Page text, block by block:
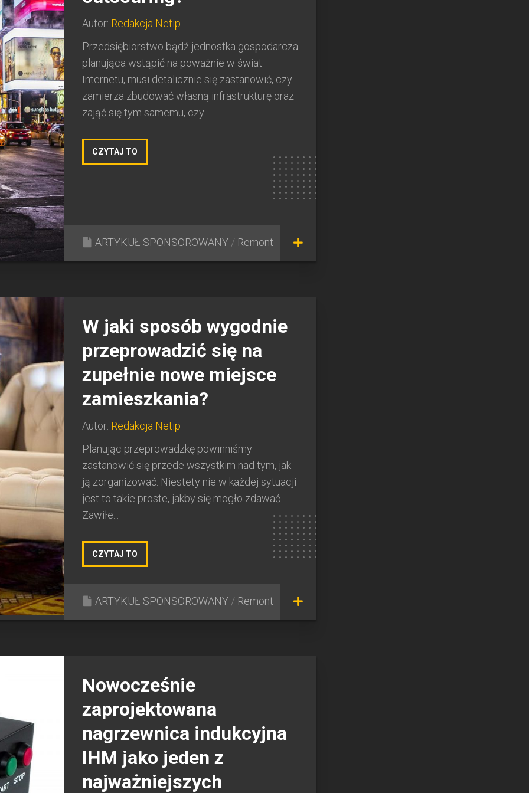
Autor: Redakcja Netip
Przedsiębiorstwo bądź jednostka gospodarcza
planująca wstąpić na poważnie w świat
Internetu, musi detalicznie się zastanowić, czy
zamierza zbudować własną infrastrukturę oraz
zająć się tym samemu, czy...
CZYTAJ TO
ARTYKUŁ SPONSOROWANY / Remont
W jaki sposób wygodnie
przeprowadzić się na
zupełnie nowe miejsce
zamieszkania?
Autor: Redakcja Netip
Planując przeprowadzkę powinniśmy
zastanowić się przede wszystkim nad tym, jak
ją zorganizować. Niestety nie w każdej sytuacji
jest to takie proste, jakby się mogło zdawać.
Zawiłe...
CZYTAJ TO
ARTYKUŁ SPONSOROWANY / Remont
Nowocześnie
zaprojektowana
nagrzewnica indukcyjna
IHM jako jeden z
najważniejszych